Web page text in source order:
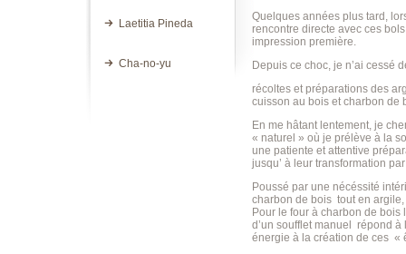
Laetitia Pineda
Cha-no-yu
Quelques années plus tard,
rencontre directe avec ces
impression première.
Depuis ce choc, je n’ai cessé
récoltes et préparations des
cuisson au bois et charbon de
En me hâtant lentement, je
« naturel » où je prélève à la
une patiente et attentive
jusqu’ à leur transformation
Poussé par une nécéssité
charbon de bois tout en
Pour le four à charbon de bois
d’un soufflet manuel répond à
énergie à la création de ces «